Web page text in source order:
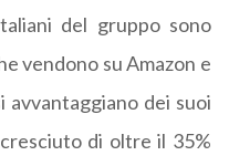
del gruppo sono
vendono su Amazon e
dei suoi
di oltre il 35%